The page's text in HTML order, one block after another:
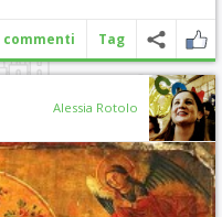
commenti Tag
Alessia Rotolo